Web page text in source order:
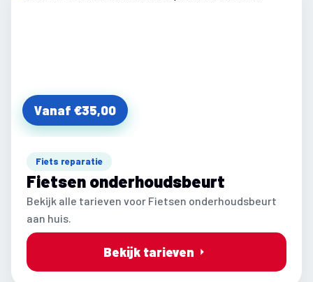
Vanaf €35,00
Fiets reparatie
Fietsen onderhoudsbeurt
Bekijk alle tarieven voor Fietsen onderhoudsbeurt
aan huis.
Bekijk tarieven